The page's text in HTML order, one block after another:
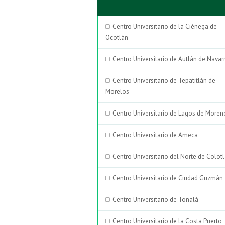
Centro Universitario de la Ciénega de
Ocotlán
Centro Universitario de Autlán de
Centro Universitario de Tepatitlán de
Morelos
Centro Universitario de Lagos de
Centro Universitario de Ameca
Centro Universitario del Norte de
Centro Universitario de Ciudad Guzmán
Centro Universitario de Tonalá
Centro Universitario de la Costa Puerto